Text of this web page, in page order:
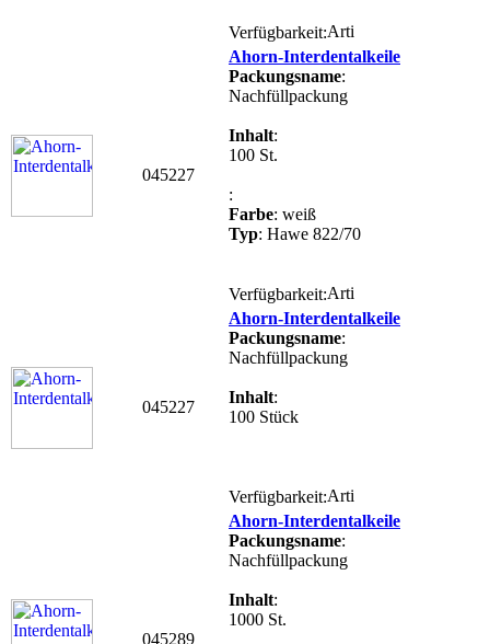
Verfügbarkeit:
045227
Ahorn-Interdentalkeile
Packungsname:
Nachfüllpackung
Inhalt:
100 St.
:
Farbe: weiß
Typ: Hawe 822/70
Verfügbarkeit:
045227
Ahorn-Interdentalkeile
Packungsname:
Nachfüllpackung
Inhalt:
100 Stück
Verfügbarkeit:
045289
Ahorn-Interdentalkeile
Packungsname:
Nachfüllpackung
Inhalt:
1000 St.